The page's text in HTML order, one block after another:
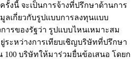
รั้งนี้ จะเป็นการจ้างที่ปรึกษาด้านการ
ลเกี่ยวกับรูปแบบการลงทุนแบบ
ารของรัฐว่า รูปแบบไหนเหมาะสม
ระหว่างการเทียบเชิญบริษัทที่ปรึกษา
บริษัทให้มาร่วมยื่นข้อเสนอ โดยก